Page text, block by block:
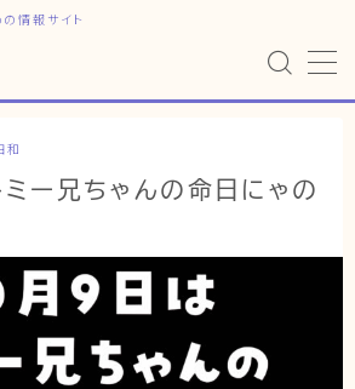
情報サイト
和
ー兄ちゃんの命日にゃの